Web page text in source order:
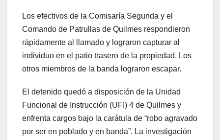
Los efectivos de la Comisaría Segunda y el
Comando de Patrullas de Quilmes respondieron
rápidamente al llamado y lograron capturar al
individuo en el patio trasero de la propiedad. Los
otros miembros de la banda lograron escapar.
El detenido quedó a disposición de la Unidad
Funcional de Instrucción (UFI) 4 de Quilmes y
enfrenta cargos bajo la carátula de “robo agravado
por ser en poblado y en banda”. La investigación